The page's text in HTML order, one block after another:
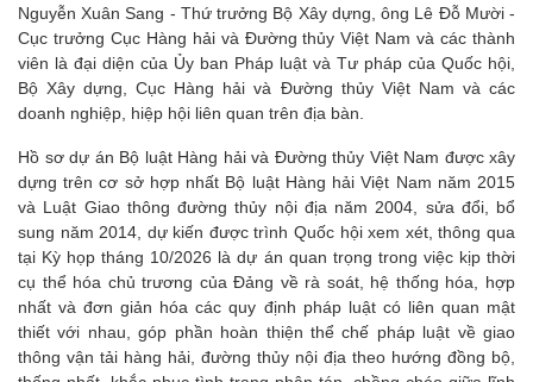
Nguyễn Xuân Sang - Thứ trưởng Bộ Xây dựng, ông Lê Đỗ Mười -
Cục trưởng Cục Hàng hải và Đường thủy Việt Nam và các thành
viên là đại diện của Ủy ban Pháp luật và Tư pháp của Quốc hội,
Bộ Xây dựng, Cục Hàng hải và Đường thủy Việt Nam và các
doanh nghiệp, hiệp hội liên quan trên địa bàn.
Hồ sơ dự án Bộ luật Hàng hải và Đường thủy Việt Nam được xây
dựng trên cơ sở hợp nhất Bộ luật Hàng hải Việt Nam năm 2015
và Luật Giao thông đường thủy nội địa năm 2004, sửa đổi, bổ
sung năm 2014, dự kiến được trình Quốc hội xem xét, thông qua
tại Kỳ họp tháng 10/2026 là dự án quan trọng trong việc kịp thời
cụ thể hóa chủ trương của Đảng về rà soát, hệ thống hóa, hợp
nhất và đơn giản hóa các quy định pháp luật có liên quan mật
thiết với nhau, góp phần hoàn thiện thể chế pháp luật về giao
thông vận tải hàng hải, đường thủy nội địa theo hướng đồng bộ,